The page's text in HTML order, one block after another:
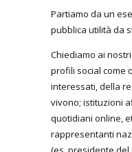
Partiamo da un
pubblica utilità da
Chiediamo ai
profili social come
interessati, della
vivono; istituzioni
quotidiani online,
rappresentanti